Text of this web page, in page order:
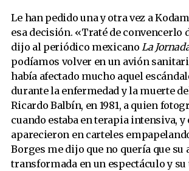
Le han pedido una y otra vez a
esa decisión. «Traté de convencerlo
dijo al periódico mexicanoLa
podíamos volver en un avión
había afectado mucho aquel
durante la enfermedad y la muerte
Ricardo Balbín, en 1981, a quien
cuando estaba en terapia intensiva, y
aparecieron en carteles
Borges me dijo que no quería que su
transformada en un espectáculo y